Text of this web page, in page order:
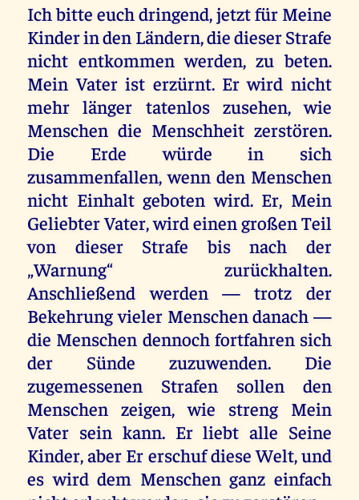
Ich bitte euch dringend, jetzt für Meine
Kinder in den Ländern, die dieser Strafe
nicht entkommen werden, zu beten.
Mein Vater ist erzürnt. Er wird nicht
mehr länger tatenlos zusehen, wie
Menschen die Menschheit zerstören.
Die Erde würde in sich
zusammenfallen, wenn den Menschen
nicht Einhalt geboten wird. Er, Mein
Geliebter Vater, wird einen großen Teil
von dieser Strafe bis nach der
„Warnung“ zurückhalten.
Anschließend werden — trotz der
Bekehrung vieler Menschen danach —
die Menschen dennoch fortfahren sich
der Sünde zuzuwenden. Die
zugemessenen Strafen sollen den
Menschen zeigen, wie streng Mein
Vater sein kann. Er liebt alle Seine
Kinder, aber Er erschuf diese Welt, und
es wird dem Menschen ganz einfach